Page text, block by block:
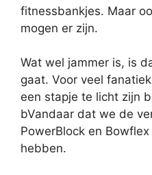
fitnessbankjes. Maar
mogen er zijn.
Wat wel jammer is, is
gaat. Voor veel
een stapje te licht zijn
bVandaar dat we de
PowerBlock en
hebben.